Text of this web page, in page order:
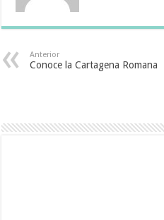
Anterior
Conoce la Cartagena Romana